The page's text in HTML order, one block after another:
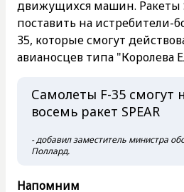
движущихся машин. Ракеты
поставить на истребители-
35, которые смогут
авианосцев типа "Королева
Самолеты F-35 смогут
восемь ракет SPEAR
- добавил заместитель министра
Поллард.
Напомним